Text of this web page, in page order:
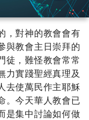
，對神的教會會有
與教會主日崇拜的
徒，難怪教會常常
力實踐聖經真理及
去使萬民作主耶穌
。今天華人教會已
是集中討論如何做